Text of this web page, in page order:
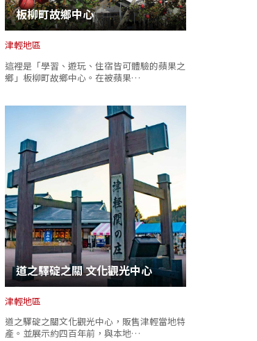
板柳町故鄉中心
津輕地區
這裡是「學習、遊玩、住宿皆可體驗的蘋果之
鄉」板柳町故鄉中心。在被蘋果…
道之驛碇之關 文化觀光中心
津輕地區
道之驛碇之關文化觀光中心，販售津輕當地特
產。並展示約四百年前，與本地…